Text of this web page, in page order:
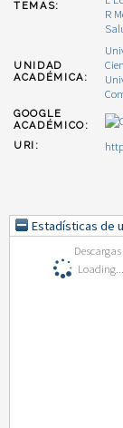
TEMAS:
R
UNIDAD
ACADÉMICA:
GOOGLE
ACADÉMICO:
URI:
Estadísticas de
Loading...